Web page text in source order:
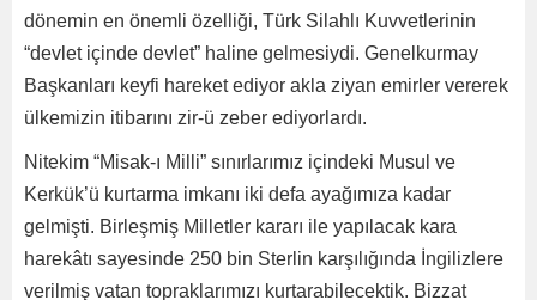
dönemin en önemli özelliği, Türk Silahlı Kuvvetlerinin
“devlet içinde devlet” haline gelmesiydi. Genelkurmay
Başkanları keyfi hareket ediyor akla ziyan emirler vererek
ülkemizin itibarını zir-ü zeber ediyorlardı.
Nitekim “Misak-ı Milli” sınırlarımız içindeki Musul ve
Kerkük’ü kurtarma imkanı iki defa ayağımıza kadar
gelmişti. Birleşmiş Milletler kararı ile yapılacak kara
harekâtı sayesinde 250 bin Sterlin karşılığında İngilizlere
verilmiş vatan topraklarımızı kurtarabilecektik. Bizzat